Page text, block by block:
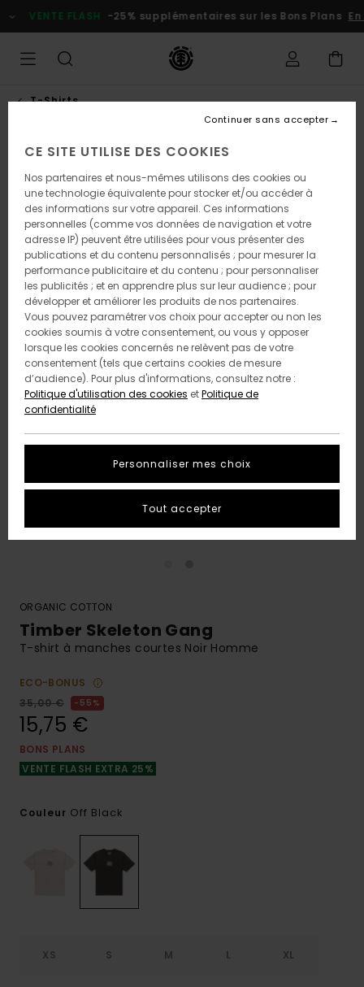
l'information
VENTE FLASH -25% supplémentaires sur les Bons Plans En
T-Shirts
ORGANIC COTTON
Timber Skeleton Gang
T-shirt à manches courtes Noir Homme
ECO-BONUS
35,00 €
55%
15,75 €
BONS PLANS
VENTE FLASH EXTRA 25%
Couleur Off Black
XS S M L XL
CE SITE UTILISE DES COOKIES
Nos partenaires et nous-mêmes utilisons des cookies ou
une technologie équivalente pour stocker et/ou accéder à
des informations sur votre appareil. Ces informations
personnelles (comme vos données de navigation et votre
adresse IP) peuvent être utilisées pour vous présenter des
publications et du contenu personnalisés ; pour mesurer la
performance publicitaire et du contenu ; pour personnaliser
les publicités ; et en apprendre plus sur leur audience ; pour
développer et améliorer les produits de nos partenaires.
Vous pouvez paramétrer vos choix pour accepter ou non les
cookies soumis à votre consentement, ou vous y opposer
lorsque les cookies concernés ne relèvent pas de votre
consentement (tels que certains cookies de mesure
d’audience). Pour plus d'informations, consultez notre :
Politique d'utilisation des cookies etPolitique de
confidentialité
Personnaliser mes choix
Continuer sans accepter
Tout accepter